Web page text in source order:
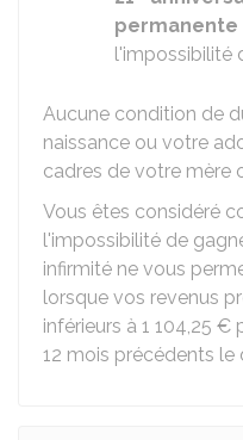
permanente
l'impossibilité
Aucune condition de
naissance ou votre
cadres de votre mère
Vous êtes considéré
l'impossibilité de
infirmité ne vous
lorsque vos revenus
inférieurs à 1 104,25 €
12 mois précédents